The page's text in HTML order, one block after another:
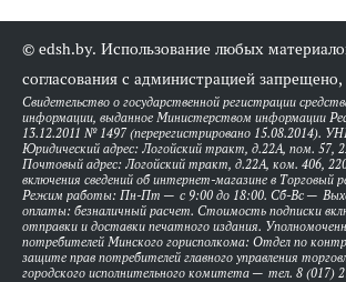
© edsh.by. Использование любых
согласования с администрацией
Свидетельство о государственной регистрации
информации, выданное Министерством информации
13.12.2011 № 1497 (перерегистрировано 15.08.2014).
Юридический адрес: Логойский тракт, д.22А, пом. 57,
Почтовый адрес: Логойский тракт, д.22А, ком. 406,
включения сведений об интернет-магазине в Торговый
Режим работы: Пн-Пт — с 9:00 до 18:00. Сб-Вс —
оплаты: безналичный расчет. Стоимость подписки
отправки и доставки печатного издания.
потребителей Минского горисполкома: Отдел по
защите прав потребителей главного управления
городского исполнительного комитета — тел. 8 (017)